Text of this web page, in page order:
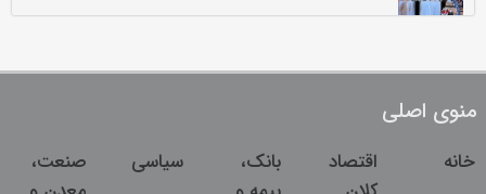
منوی اصلی
خانه
اقتصاد
بانک،
سیاسی
صنعت،